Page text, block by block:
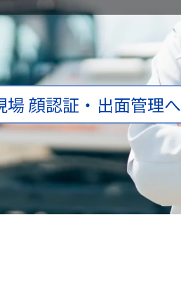
場 顔認証・出面管理